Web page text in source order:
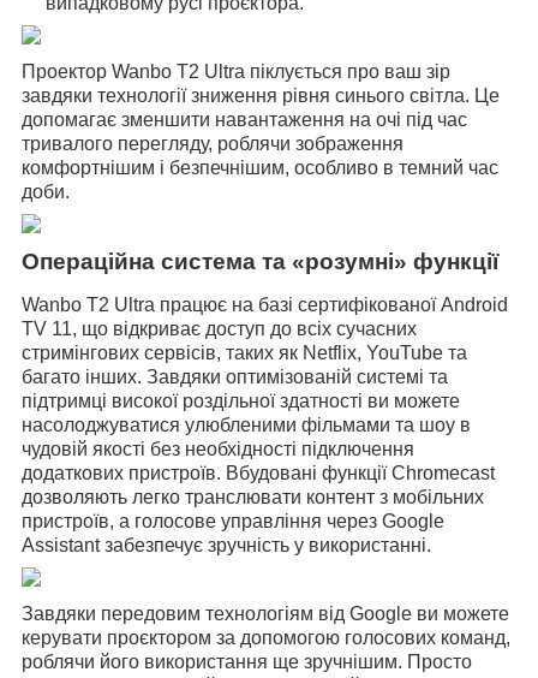
Проектор Wanbo T2 Ultra піклується про ваш зір
завдяки технології зниження рівня синього світла. Це
допомагає зменшити навантаження на очі під час
тривалого перегляду, роблячи зображення
комфортнішим і безпечнішим, особливо в темний час
доби.
Операційна система та «розумні» функції
Wanbo T2 Ultra працює на базі сертифікованої Android
TV 11, що відкриває доступ до всіх сучасних
стримінгових сервісів, таких як Netflix, YouTube та
багато інших. Завдяки оптимізованій системі та
підтримці високої роздільної здатності ви можете
насолоджуватися улюбленими фільмами та шоу в
чудовій якості без необхідності підключення
додаткових пристроїв. Вбудовані функції Chromecast
дозволяють легко транслювати контент з мобільних
пристроїв, а голосове управління через Google
Assistant забезпечує зручність у використанні.
Завдяки передовим технологіям від Google ви можете
керувати проєктором за допомогою голосових команд,
роблячи його використання ще зручнішим. Просто